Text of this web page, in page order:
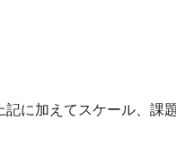
に加えてスケール、課